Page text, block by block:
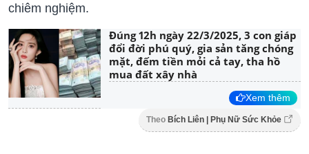
chiêm nghiệm.
Đúng 12h ngày 22/3/2025, 3 con giáp
đổi đời phú quý, gia sản tăng chóng
mặt, đếm tiền mỏi cả tay, tha hồ
mua đất xây nhà
Xem thêm
Theo Bích Liên | Phụ Nữ Sức Khỏe